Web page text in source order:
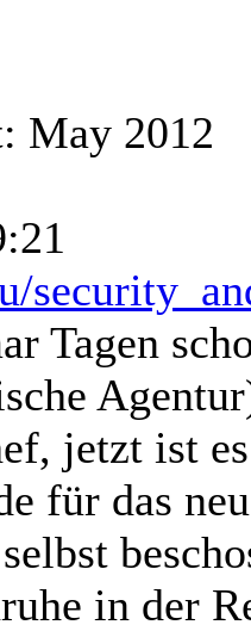
May 2012
Tagen
jetzt ist
für das
in der